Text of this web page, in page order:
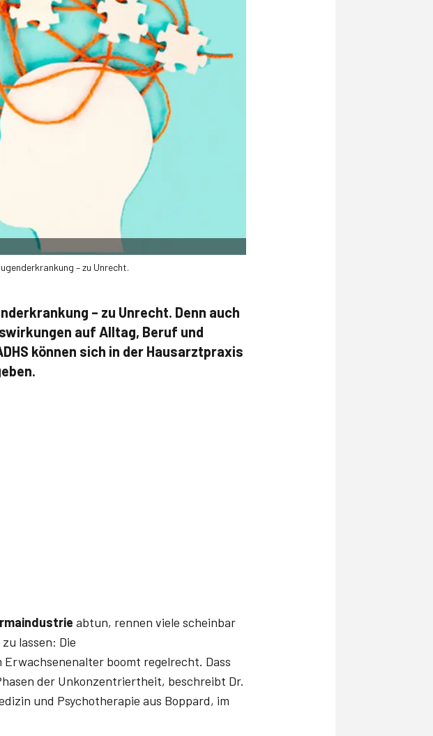
– zu Unrecht.
– zu Unrecht. Denn auch
auf Alltag, Beruf und
können sich in der Hausarztpraxis
abtun, rennen viele scheinbar
lassen: Die
boomt regelrecht. Dass
der Unkonzentriertheit, beschreibt Dr.
und Psychotherapie aus Boppard, im